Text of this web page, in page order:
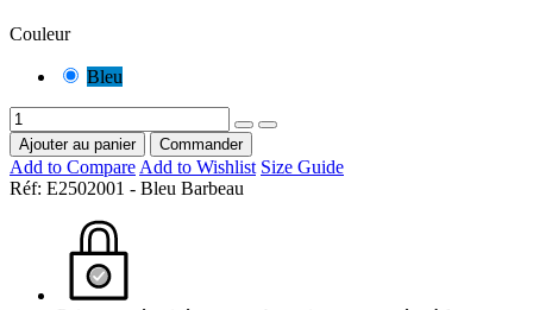
Couleur
Bleu
Ajouter au panier Commander
Add to CompareAdd to Wishlist Size Guide
Réf: E2502001 - Bleu Barbeau